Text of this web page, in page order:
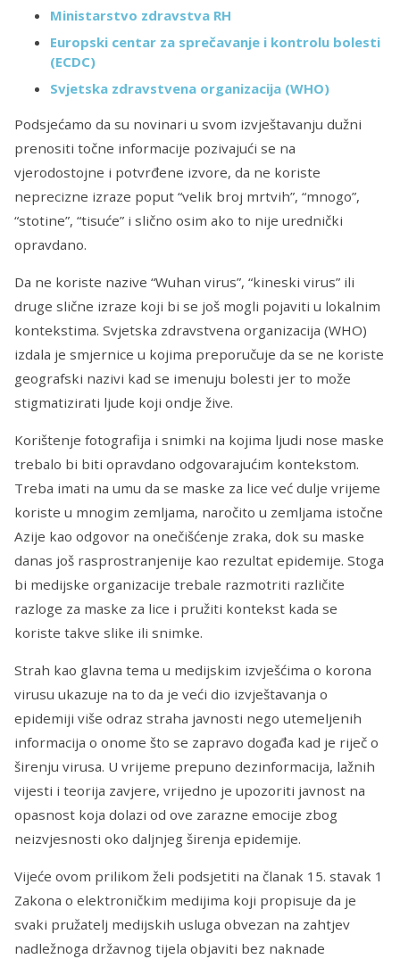
Ministarstvo zdravstva RH
Europski centar za sprečavanje i kontrolu bolesti
(ECDC)
Svjetska zdravstvena organizacija (WHO)
Podsjećamo da su novinari u svom izvještavanju dužni
prenositi točne informacije pozivajući se na
vjerodostojne i potvrđene izvore, da ne koriste
neprecizne izraze poput “velik broj mrtvih”, “mnogo”,
“stotine”, “tisuće” i slično osim ako to nije urednički
opravdano.
Da ne koriste nazive “Wuhan virus”, “kineski virus” ili
druge slične izraze koji bi se još mogli pojaviti u lokalnim
kontekstima. Svjetska zdravstvena organizacija (WHO)
izdala je smjernice u kojima preporučuje da se ne koriste
geografski nazivi kad se imenuju bolesti jer to može
stigmatizirati ljude koji ondje žive.
Korištenje fotografija i snimki na kojima ljudi nose maske
trebalo bi biti opravdano odgovarajućim kontekstom.
Treba imati na umu da se maske za lice već dulje vrijeme
koriste u mnogim zemljama, naročito u zemljama istočne
Azije kao odgovor na onečišćenje zraka, dok su maske
danas još rasprostranjenije kao rezultat epidemije. Stoga
bi medijske organizacije trebale razmotriti različite
razloge za maske za lice i pružiti kontekst kada se
koriste takve slike ili snimke.
Strah kao glavna tema u medijskim izvješćima o korona
virusu ukazuje na to da je veći dio izvještavanja o
epidemiji više odraz straha javnosti nego utemeljenih
informacija o onome što se zapravo događa kad je riječ o
širenju virusa. U vrijeme prepuno dezinformacija, lažnih
vijesti i teorija zavjere, vrijedno je upozoriti javnost na
opasnost koja dolazi od ove zarazne emocije zbog
neizvjesnosti oko daljnjeg širenja epidemije.
Vijeće ovom prilikom želi podsjetiti na članak 15. stavak 1
Zakona o elektroničkim medijima koji propisuje da je
svaki pružatelj medijskih usluga obvezan na zahtjev
nadležnoga državnog tijela objaviti bez naknade